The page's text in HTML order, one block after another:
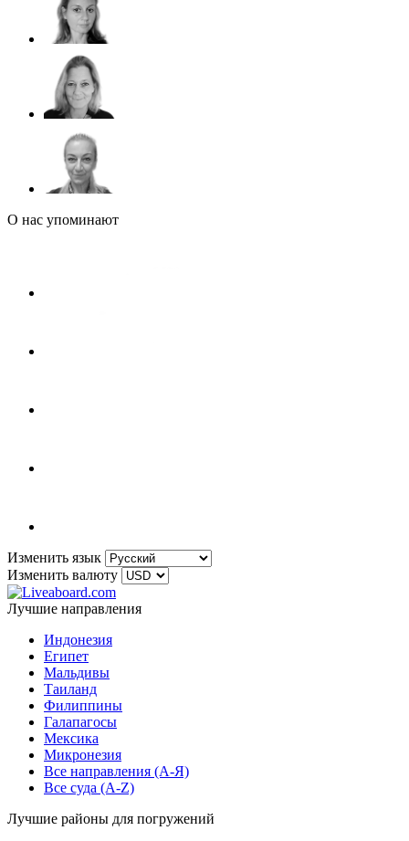
О нас упоминают
Изменить язык
Изменить валюту
Лучшие направления
Индонезия
Египет
Мальдивы
Таиланд
Филиппины
Галапагосы
Мексика
Микронезия
Все направления (A-Я)
Все суда (A-Z)
Лучшие районы для погружений